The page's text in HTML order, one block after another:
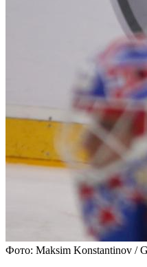
Фото: Maksim Konstantinov /